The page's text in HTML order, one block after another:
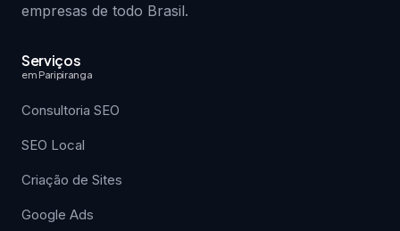
empresas de todo Brasil.
Serviços
em Paripiranga
Consultoria SEO
SEO Local
Criação de Sites
Google Ads